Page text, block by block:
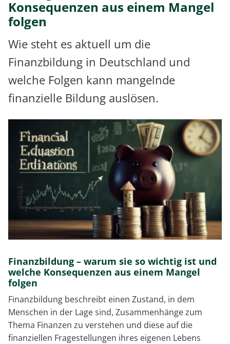
Konsequenzen aus einem Mangel
folgen
Wie steht es aktuell um die
Finanzbildung in Deutschland und
welche Folgen kann mangelnde
finanzielle Bildung auslösen.
Finanzbildung – warum sie so wichtig ist und
welche Konsequenzen aus einem Mangel
folgen
Finanzbildung beschreibt einen Zustand, in dem
Menschen in der Lage sind, Zusammenhänge zum
Thema Finanzen zu verstehen und diese auf die
finanziellen Fragestellungen ihres eigenen Lebens